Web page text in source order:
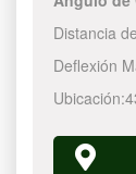
Distancia
Deflexión
Ubicación: